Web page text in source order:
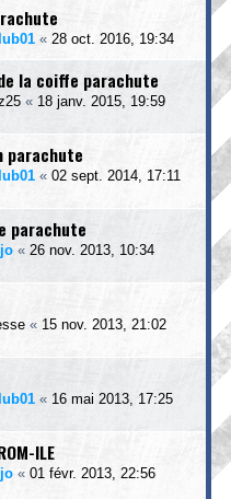
« 28 oct. 2016, 19:34
la coiffe parachute
« 18 janv. 2015, 19:59
parachute
« 02 sept. 2014, 17:11
parachute
« 26 nov. 2013, 10:34
« 15 nov. 2013, 21:02
« 16 mai 2013, 17:25
ILE
« 01 févr. 2013, 22:56